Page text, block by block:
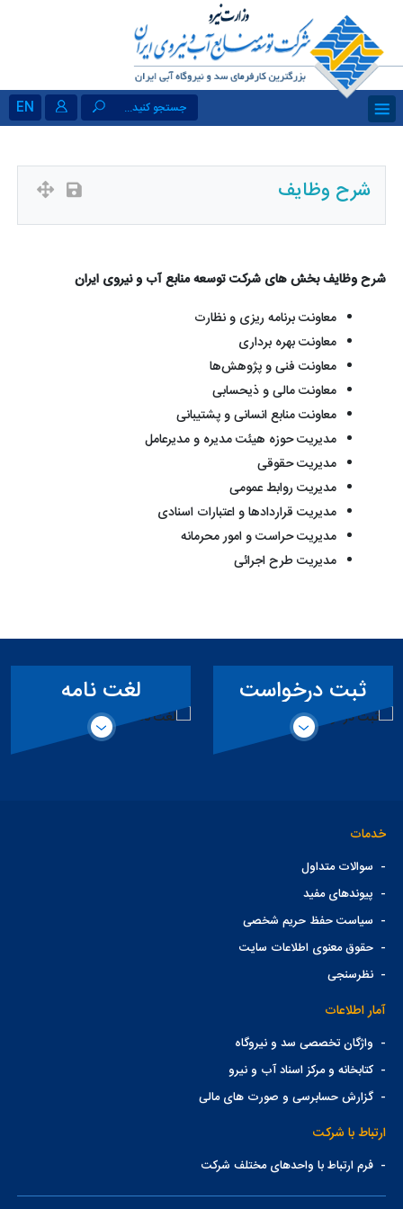
EN جستجو کنید...
شرح وظایف
شرح وظایف بخش های شرکت توسعه منابع آب و نیروی ایران
معاونت برنامه ریزی و نظارت
معاونت بهره برداری
معاونت فنی و پژوهش‌ها
معاونت مالی و ذیحسابی
معاونت منابع انسانی و پشتیبانی
مدیریت حوزه هیئت مدیره و مدیرعامل
مدیریت حقوقی
مدیریت روابط عمومی
مدیریت قراردادها و اعتبارات اسنادی
مدیریت حراست و امور محرمانه
مدیریت طرح اجرائی
لغت نامه
تخصصی سد
سمفونی
خدمات
- سوالات متداول
- پیوندهای مفید
- سیاست حفظ حریم شخصی
-حقوق معنوی اطلاعات سایت
-نظرسنجی
آمار اطلاعات
- واژگان تخصصی سد و نیروگاه
-کتابخانه و مرکز اسناد آب و نیرو
-گزارش حسابرسی و صورت های مالی
ارتباط با شرکت
-فرم ارتباط با واحدهای مختلف شرکت